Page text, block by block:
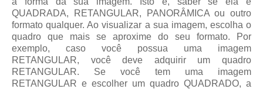
QUADRADA, RETANGULAR, PANORÂMICA ou outro
formato qualquer. Ao visualizar a sua imagem, escolha o
quadro que mais se aproxime do seu formato. Por
exemplo, caso você possua uma imagem
RETANGULAR, você deve adquirir um quadro
RETANGULAR. Se você tem uma imagem
RETANGULAR e escolher um quadro QUADRADO, a